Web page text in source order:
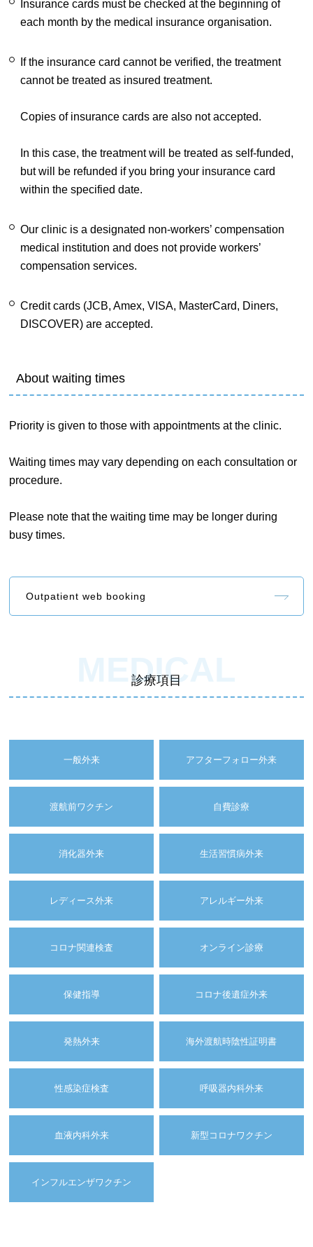
Insurance cards must be checked at the beginning of
each month by the medical insurance organisation.
If the insurance card cannot be verified, the treatment
cannot be treated as insured treatment.
Copies of insurance cards are also not accepted.
In this case, the treatment will be treated as self-funded,
but will be refunded if you bring your insurance card
within the specified date.
Our clinic is a designated non-workers’ compensation
medical institution and does not provide workers’
compensation services.
Credit cards (JCB, Amex, VISA, MasterCard, Diners,
DISCOVER) are accepted.
About waiting times
Priority is given to those with appointments at the clinic.
Waiting times may vary depending on each consultation or
procedure.
Please note that the waiting time may be longer during
busy times.
Outpatient web booking
MEDICAL
診療項目
一般外来 アフターフォロー外来
渡航前ワクチン 自費診療
消化器外来 生活習慣病外来
レディース外来 アレルギー外来
コロナ関連検査 オンライン診療
保健指導 コロナ後遺症外来
発熱外来 海外渡航時陰性証明書
性感染症検査 呼吸器内科外来
血液内科外来 新型コロナワクチン
インフルエンザワクチン